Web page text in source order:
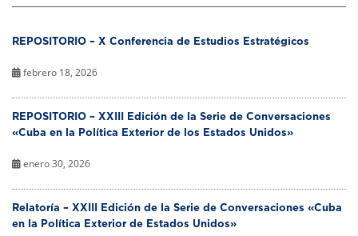
REPOSITORIO – X Conferencia de Estudios Estratégicos
febrero 18, 2026
REPOSITORIO – XXIII Edición de la Serie de Conversaciones
«Cuba en la Política Exterior de los Estados Unidos»
enero 30, 2026
Relatoría – XXIII Edición de la Serie de Conversaciones «Cuba
en la Política Exterior de Estados Unidos»